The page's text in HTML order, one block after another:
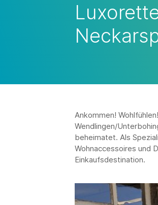
Ankommen!
Wendlingen/
beheimatet. Als
Wohnaccessoires und
Einkaufsdestination.